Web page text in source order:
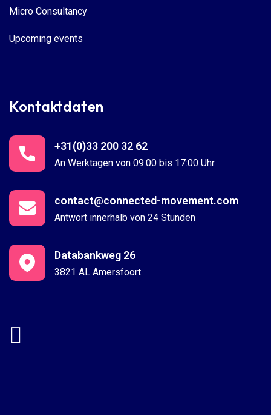
Micro Consultancy
Upcoming events
Kontaktdaten
An Werktagen von 09:00 bis 17:00 Uhr
+31(0)33 200 32 62
Antwort innerhalb von 24 Stunden
contact@connected-movement.com
3821 AL Amersfoort
Databankweg 26